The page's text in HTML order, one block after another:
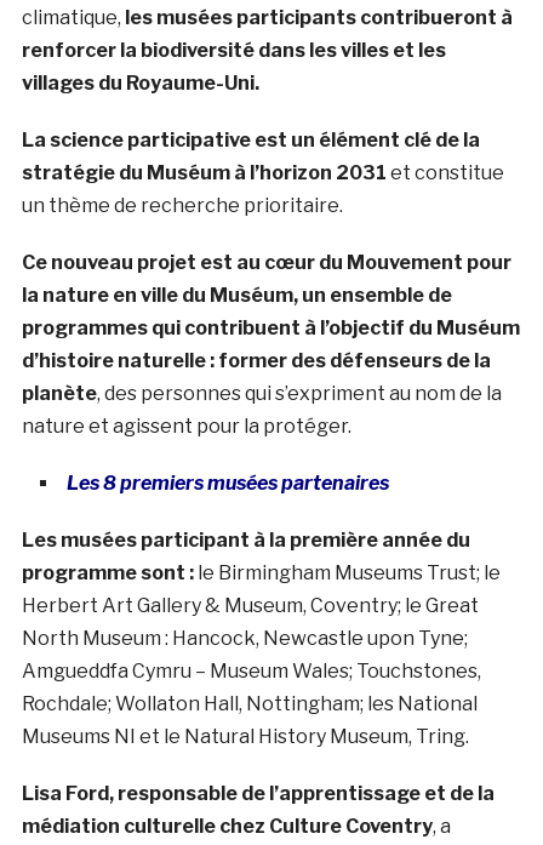
climatique, les musées participants contribueront à
renforcer la biodiversité dans les villes et les
villages du Royaume-Uni.
La science participative est un élément clé de la
stratégie du Muséum à l’horizon 2031 et constitue
un thème de recherche prioritaire.
Ce nouveau projet est au cœur du Mouvement pour
la nature en ville du Muséum, un ensemble de
programmes qui contribuent à l’objectif du Muséum
d’histoire naturelle : former des défenseurs de la
planète, des personnes qui s’expriment au nom de la
nature et agissent pour la protéger.
Les 8 premiers musées partenaires
Les musées participant à la première année du
programme sont :le Birmingham Museums Trust; le
Herbert Art Gallery & Museum, Coventry; le Great
North Museum : Hancock, Newcastle upon Tyne;
Amgueddfa Cymru – Museum Wales; Touchstones,
Rochdale; Wollaton Hall, Nottingham; les National
Museums NI et le Natural History Museum, Tring.
Lisa Ford, responsable de l’apprentissage et de la
médiation culturelle chez Culture Coventry, a